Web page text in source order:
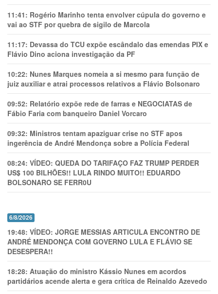
11:41: Rogério Marinho tenta envolver cúpula do governo e
vai ao STF por quebra de sigilo de Marcola
11:17: Devassa do TCU expõe escândalo das emendas PIX e
Flávio Dino aciona investigação da PF
10:22: Nunes Marques nomeia a si mesmo para função de
juiz auxiliar e atrai processos relativos a Flávio Bolsonaro
09:52: Relatório expõe rede de farras e NEGOCIATAS de
Fábio Faria com banqueiro Daniel Vorcaro
09:32: Ministros tentam apaziguar crise no STF apos
ingerência de André Mendonça sobre a Polícia Federal
08:24: VÍDEO: QUEDA DO TARIFAÇO FAZ TRUMP PERDER
US$ 100 BILHÕES!! LULA RINDO MUITO!! EDUARDO
BOLSONARO SE FERR0U
6/8/2026
19:48: VÍDEO: JORGE MESSIAS ARTICULA ENCONTRO DE
ANDRÉ MENDONÇA COM GOVERNO LULA E FLÁVIO SE
DESESPERA!!
18:28: Atuação do ministro Kássio Nunes em acordos
partidários acende alerta e gera crítica de Reinaldo Azevedo